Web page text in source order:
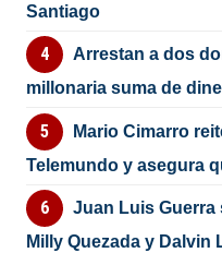
Santiago
Arrestan a dos
millonaria suma de
Mario Cimarro
Telemundo y asegura
Juan Luis Guerra
Milly Quezada y Dalvin